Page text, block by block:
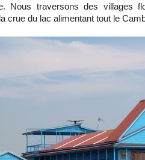
Nous traversons des villages
crue du lac alimentant tout le